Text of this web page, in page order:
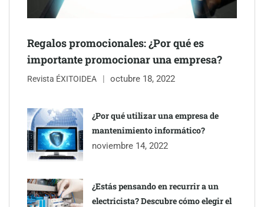
mano de Tormo Franquicias
Regalos promocionales: ¿Por qué es
importante promocionar una empresa?
Revista ÉXITOIDEA octubre 18, 2022
¿Por qué utilizar una empresa de
mantenimiento informático?
noviembre 14, 2022
¿Estás pensando en recurrir a un
electricista? Descubre cómo elegir el